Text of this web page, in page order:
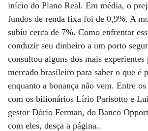
início do Plano Real. Em média, o
fundos de renda fixa foi de 0,9%. A
subiu cerca de 7%. Como enfrentar
conduzir seu dinheiro a um porto
consultou alguns dos mais
mercado brasileiro para saber o que é
enquanto a bonança não vem. Entre
com os bilionários Lírio Parisotto e
gestor Dório Ferman, do Banco
com eles, desça a página..